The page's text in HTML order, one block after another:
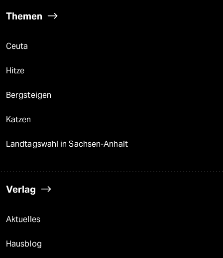
Themen
Ceuta
Hitze
Bergsteigen
Katzen
Landtagswahl in Sachsen-Anhalt
Verlag
Aktuelles
Hausblog